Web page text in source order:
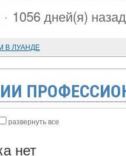
· 1056 дней(я) назад
В ЛУАНДЕ
развернуть все
нет